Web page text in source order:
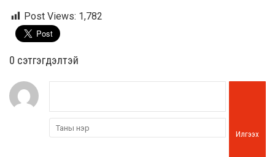
Post Views: 1,782
0 cэтгэгдэлтэй
Илгээх